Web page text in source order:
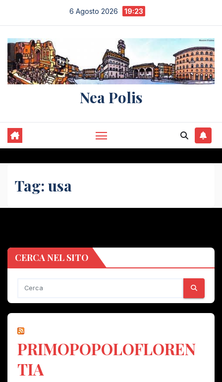
contenuto
6 Agosto 2026 19:23
Nea Polis
Tag: usa
CERCA NEL SITO
PRIMOPOPOLOFLOREN
TIA